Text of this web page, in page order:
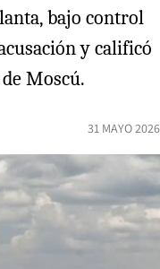
bajo control
y calificó
Moscú.
31 MAYO 2026